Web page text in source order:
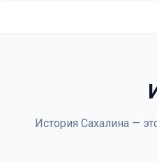
История Сахалина —